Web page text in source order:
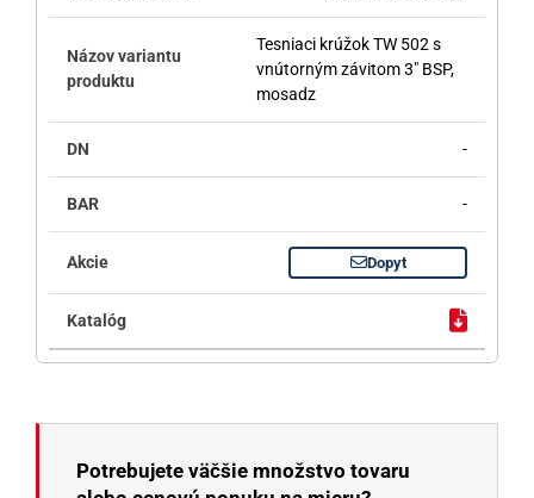
Tesniaci krúžok TW 502 s
vnútorným závitom 3" BSP,
mosadz
-
-
Dopyt
Potrebujete väčšie množstvo tovaru